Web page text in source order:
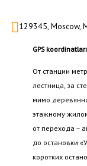
129345, Moscow,
GPS koordinatları
От станции
лестница, за
мимо
этажному
от перехода –
до остановки
коротких